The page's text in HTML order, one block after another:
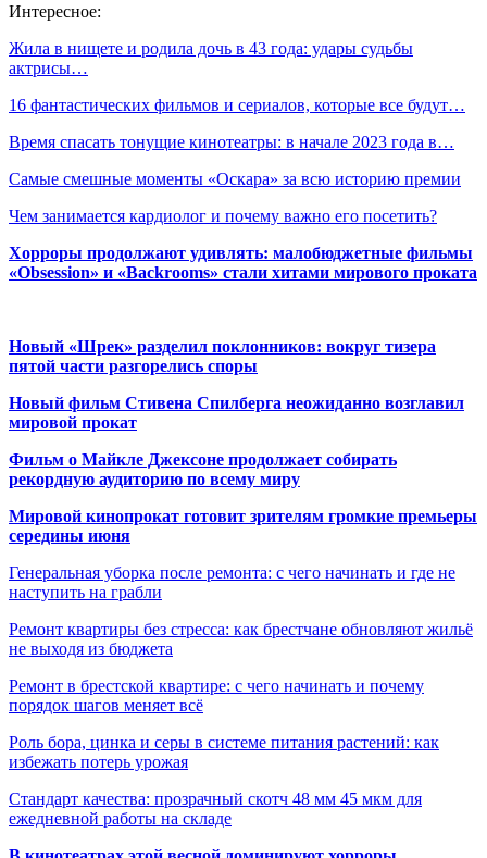
Интересное:
Жила в нищете и родила дочь в 43 года: удары судьбы
актрисы…
16 фантастических фильмов и сериалов, которые все будут…
Время спасать тонущие кинотеатры: в начале 2023 года в…
Самые смешные моменты «Оскара» за всю историю премии
Чем занимается кардиолог и почему важно его посетить?
Хорроры продолжают удивлять: малобюджетные фильмы
«Obsession» и «Backrooms» стали хитами мирового проката
Новый «Шрек» разделил поклонников: вокруг тизера
пятой части разгорелись споры
Новый фильм Стивена Спилберга неожиданно возглавил
мировой прокат
Фильм о Майкле Джексоне продолжает собирать
рекордную аудиторию по всему миру
Мировой кинопрокат готовит зрителям громкие премьеры
середины июня
Генеральная уборка после ремонта: с чего начинать и где не
наступить на грабли
Ремонт квартиры без стресса: как брестчане обновляют жильё
не выходя из бюджета
Ремонт в брестской квартире: с чего начинать и почему
порядок шагов меняет всё
Роль бора, цинка и серы в системе питания растений: как
избежать потерь урожая
Стандарт качества: прозрачный скотч 48 мм 45 мкм для
ежедневной работы на складе